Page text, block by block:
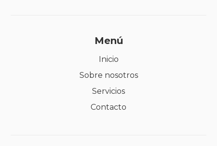
Menú
Inicio
Sobre nosotros
Servicios
Contacto